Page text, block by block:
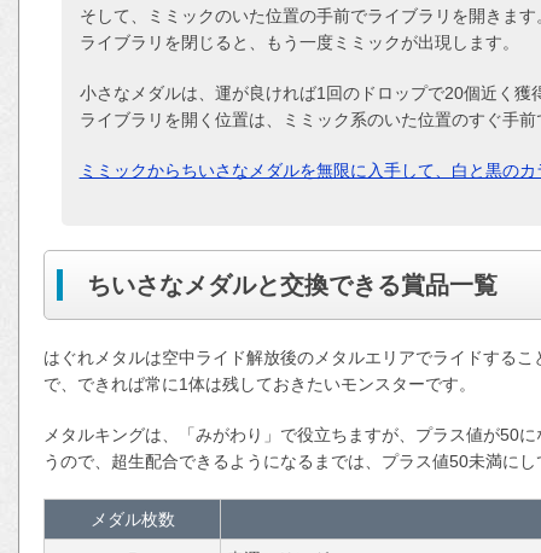
そして、ミミックのいた位置の手前でライブラリを開きます
ライブラリを閉じると、もう一度ミミックが出現します。
小さなメダルは、運が良ければ1回のドロップで20個近く獲
ライブラリを開く位置は、ミミック系のいた位置のすぐ手
ミミックからちいさなメダルを無限に入手して、白と黒の
ちいさなメダルと交換できる賞品一覧
はぐれメタルは空中ライド解放後のメタルエリアでライドする
で、できれば常に1体は残しておきたいモンスターです。
メタルキングは、「みがわり」で役立ちますが、プラス値が50
うので、超生配合できるようになるまでは、プラス値50未満に
メダル枚数